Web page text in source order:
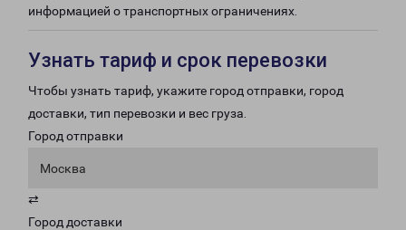
информацией о транспортных ограничениях.
Узнать тариф и срок перевозки
Чтобы узнать тариф, укажите город отправки, город
доставки, тип перевозки и вес груза.
Город отправки
Москва
⇄
Город доставки